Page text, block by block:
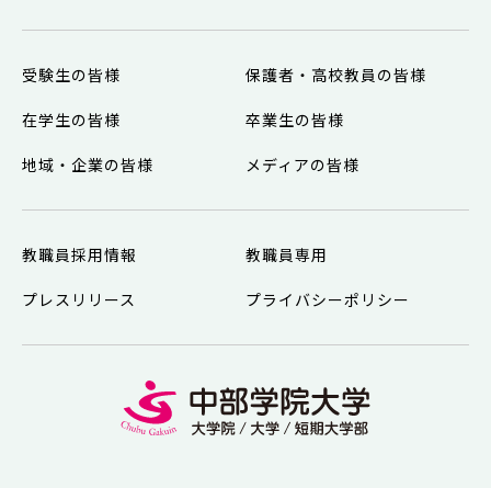
受験生の皆様 保護者・高校教員の皆様
在学生の皆様 卒業生の皆様
地域・企業の皆様 メディアの皆様
教職員採用情報 教職員専用
プレスリリース プライバシーポリシー